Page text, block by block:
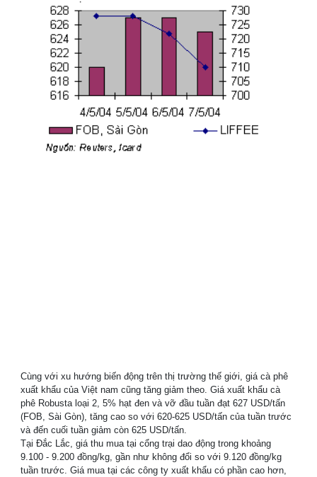
Cùng với xu hướng biến động trên thị trường thế giới, giá cà phê
xuất khẩu của Việt nam cũng tăng giảm theo. Giá xuất khẩu cà
phê Robusta loại 2, 5% hạt đen và vỡ đầu tuần đạt 627 USD/tấn
(FOB, Sài Gòn), tăng cao so với 620-625 USD/tấn của tuần trước
và đến cuối tuần giảm còn 625 USD/tấn.
Tại Đắc Lắc, giá thu mua tại cổng trại dao động trong khoảng
9.100 - 9.200 đồng/kg, gần như không đổi so với 9.120 đồng/kg
tuần trước. Giá mua tại các công ty xuất khẩu có phần cao hơn,